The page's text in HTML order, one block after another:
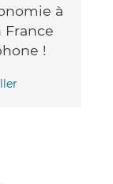
à
France
!